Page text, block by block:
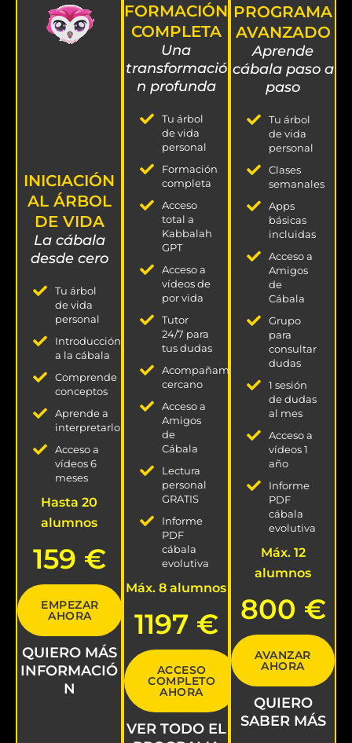
INICIACIÓN
AL ÁRBOL
DE VIDA
La cábala
desde cero
Tu árbol
de vida
personal
Introducción
a la cábala
Comprende
conceptos
Aprende a
interpretarlo
Acceso a
vídeos 6
meses
Hasta 20
alumnos
159 €
EMPEZAR
AHORA
QUIERO MÁS
INFORMACIÓ
N
FORMACIÓN
COMPLETA
Una
transformació
n profunda
Tu árbol
de vida
personal
Formación
completa
Acceso
total a
Kabbalah
GPT
Acceso a
vídeos de
por vida
Tutor
24/7 para
tus dudas
Acompañamiento
cercano
Acceso a
Amigos
de
Cábala
Lectura
personal
GRATIS
Informe
PDF
cábala
evolutiva
Máx. 8 alumnos
1197 €
ACCESO
COMPLETO
AHORA
VER TODO EL
PROGRAMA
AVANZADO
Aprende
cábala paso a
paso
Tu árbol
de vida
personal
Clases
semanales
Apps
básicas
incluidas
Acceso a
Amigos
de
Cábala
Grupo
para
consultar
dudas
1 sesión
de dudas
al mes
Acceso a
vídeos 1
año
Informe
PDF
cábala
evolutiva
Máx. 12
alumnos
800 €
AVANZAR
AHORA
QUIERO
SABER MÁS